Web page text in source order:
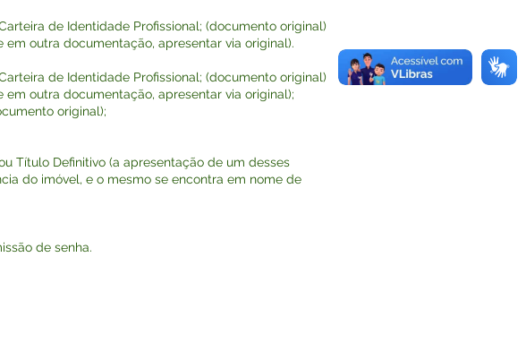
de Identidade Profissional; (documento original)
outra documentação, apresentar via original).
de Identidade Profissional; (documento original)
outra documentação, apresentar via original);
original);
Título Definitivo (a apresentação de um desses
do imóvel, e o mesmo se encontra em nome de
de senha.